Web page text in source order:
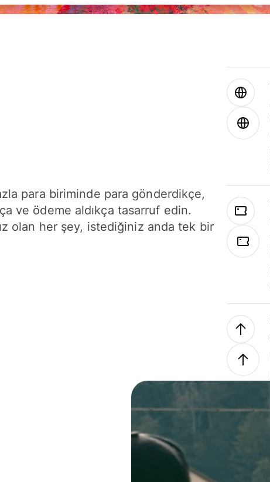
para biriminde para gönderdikçe,
ve ödeme aldıkça tasarruf edin.
olan her şey, istediğiniz anda tek bir